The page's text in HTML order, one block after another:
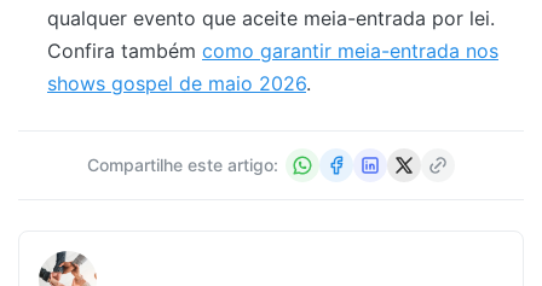
qualquer evento que aceite meia-entrada por lei.
Confira também como garantir meia-entrada nos
shows gospel de maio 2026.
Compartilhe este artigo: